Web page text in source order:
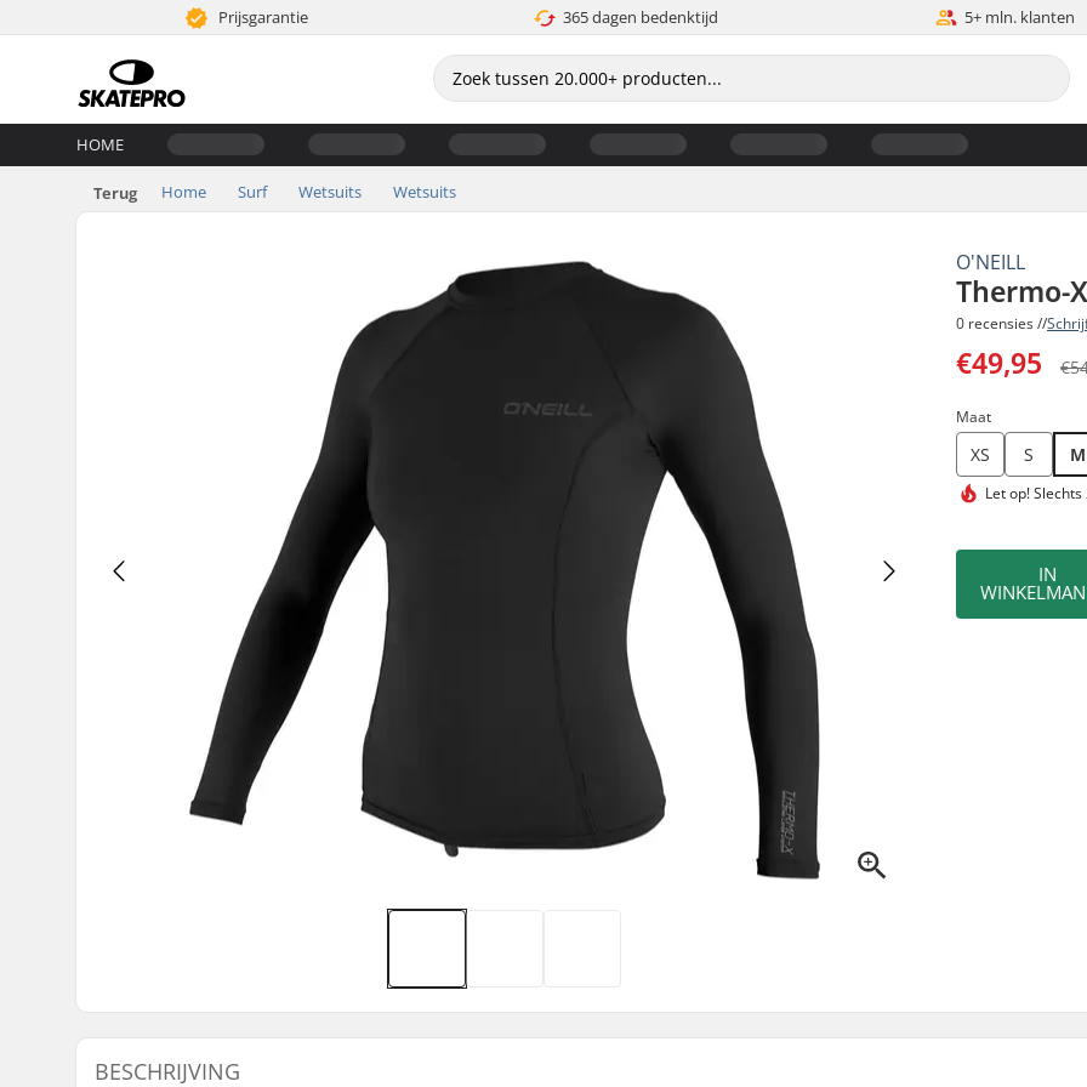
Prijsgarantie 365 dagen bedenktijd 5+ mln. klanten
HOME
Terug Home Surf Wetsuits Wetsuits
O'NEILL
Thermo-
0 recensies //
€49,95
Maat
XS S M
Let op!
IN
BESCHRIJVING